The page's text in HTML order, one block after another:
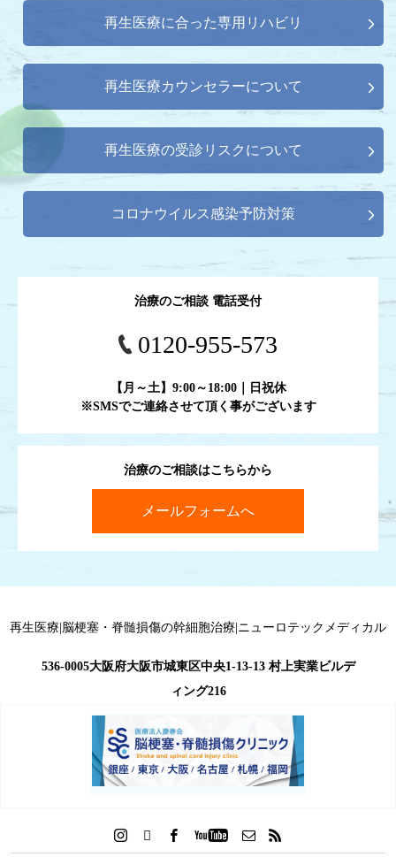
再生医療に合った専用リハビリ
再生医療カウンセラーについて
再生医療の受診リスクについて
コロナウイルス感染予防対策
治療のご相談はこちらから
メールフォームへ
治療のご相談 電話受付
0120-955-573
【月～土】9:00～18:00｜日祝休
※SMSでご連絡させて頂く事がございます
再生医療|脳梗塞・脊髄損傷の幹細胞治療|ニューロテックメディカル
536-0005大阪府大阪市城東区中央1-13-13 村上実業ビルデ
ィング216